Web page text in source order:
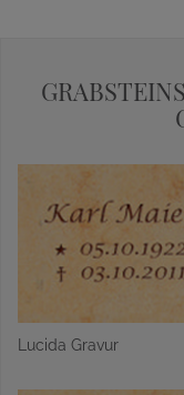
Lucida Gravur